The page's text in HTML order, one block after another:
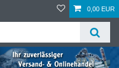
0,00 EUR